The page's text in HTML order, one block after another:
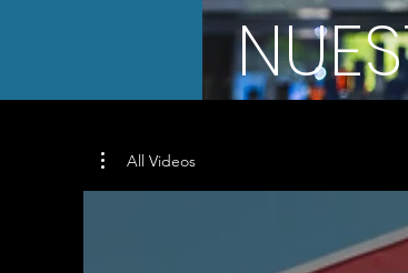
All Videos